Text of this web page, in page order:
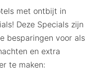
met ontbijt in
Deze Specials zijn
besparingen voor als
en extra
te maken: